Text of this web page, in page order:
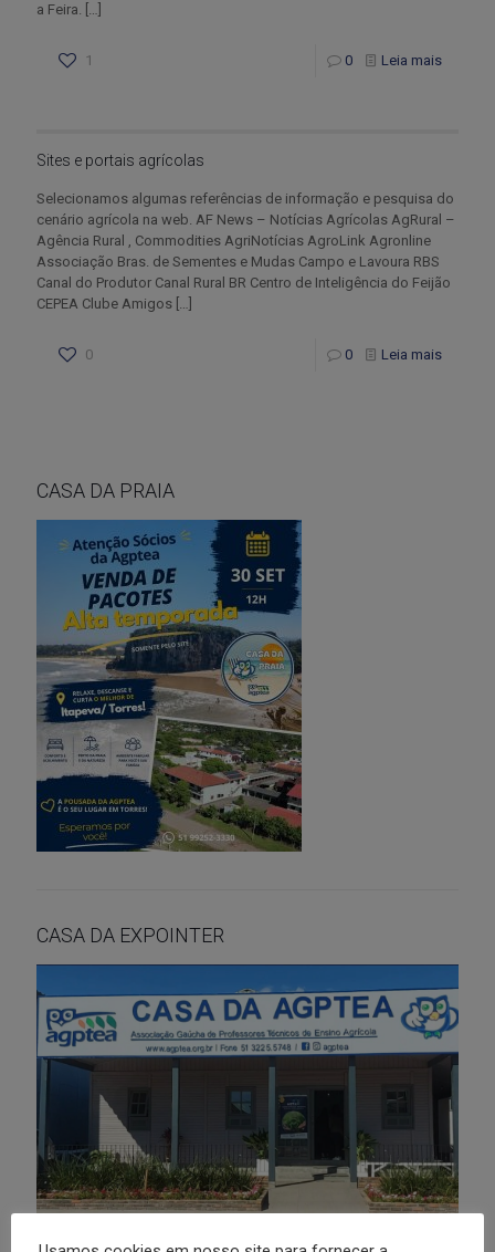
a Feira. […]
1 0 Leia mais
Sites e portais agrícolas
Selecionamos algumas referências de informação e pesquisa do
cenário agrícola na web. AF News – Notícias Agrícolas AgRural –
Agência Rural , Commodities AgriNotícias AgroLink Agronline
Associação Bras. de Sementes e Mudas Campo e Lavoura RBS
Canal do Produtor Canal Rural BR Centro de Inteligência do Feijão
CEPEA Clube Amigos […]
0 0 Leia mais
CASA DA PRAIA
CASA DA EXPOINTER